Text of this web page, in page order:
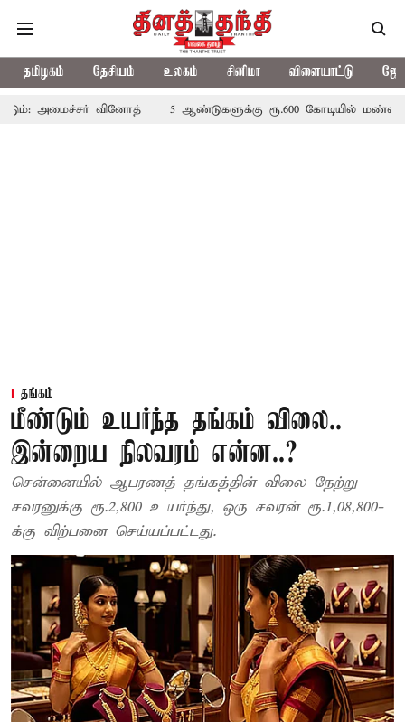
தமிழகம் தேசியம் உலகம் சினிமா விளையாட்டு
வினோத் 5 ஆண்டுகளுக்கு ரூ.600 கோடியில் மண்வள பாதுகாப்பு
தங்கம்
மீண்டும் உயர்ந்த தங்கம் விலை..
இன்றைய நிலவரம் என்ன..?
சென்னையில் ஆபரணத் தங்கத்தின் விலை நேற்று
சவரனுக்கு ரூ.2,800 உயர்ந்து, ஒரு சவரன் ரூ.1,08,800-
க்கு விற்பனை செய்யப்பட்டது.